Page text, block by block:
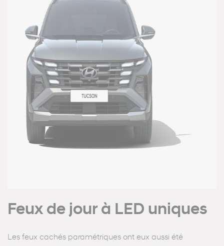
Feux de jour à LED uniques
Les feux cachés paramétriques ont eux aussi été